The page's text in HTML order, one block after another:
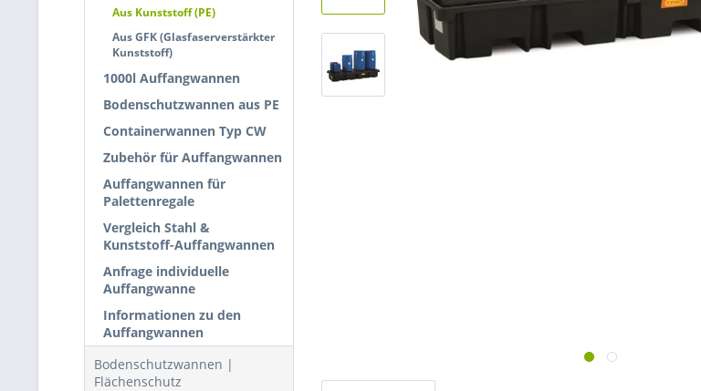
Aus Kunststoff (PE)
Aus GFK (Glasfaserverstärkter
Kunststoff)
1000l Auffangwannen
Bodenschutzwannen aus PE
Containerwannen Typ CW
Zubehör für Auffangwannen
Auffangwannen für
Palettenregale
Vergleich Stahl &
Kunststoff-Auffangwannen
Anfrage individuelle
Auffangwanne
Informationen zu den
Auffangwannen
Bodenschutzwannen |
Flächenschutz